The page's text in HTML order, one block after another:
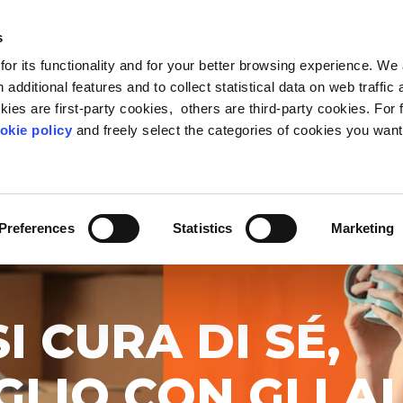
its functionality and for your better browsing experience. We
additional features and to collect statistical data on web traffic
are first-party cookies, others are third-party cookies. For
policy and freely select the categories of cookies you
Preferences Statistics Marketing
persone
basata sulla vita
mentre
SIAMO
aziende
BLOG & RISORSE CARING COMMUNITY
CURA DI SÉ,